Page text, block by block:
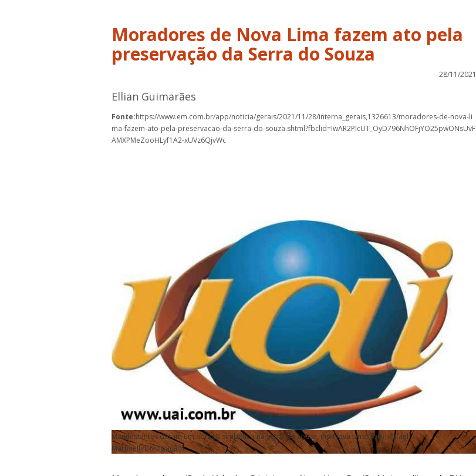
Moradores de Nova Lima fazem ato pela
preservação da Serra do Souza
28/11/2021
Ellian Guimarães
Fonte:https://www.em.com.br/app/noticia/gerais/2021/11/28/interna_gerais,1326613/moradores-de-nova-li
ma-fazem-ato-pela-preservacao-da-serra-do-souza.shtml?fbclid=IwAR2PIcUT_OyD796NhOFjYO25pwONsUvF
AMXPMeZooHLyf1A2-xUVz6QjvWc
Manifestantes deram um abraço simbólico na Serra do Souza, em Nova Lima(foto: Rafael
Martinelli/Divulgação)